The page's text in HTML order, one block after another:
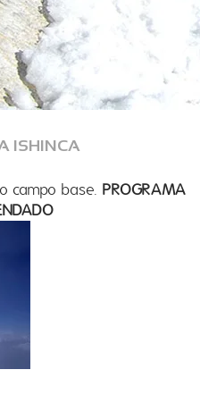
ISHINCA
campo base. PROGRAMA